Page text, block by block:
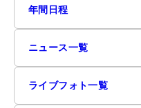
年間日程
ニュース一覧
ライブフォト一覧